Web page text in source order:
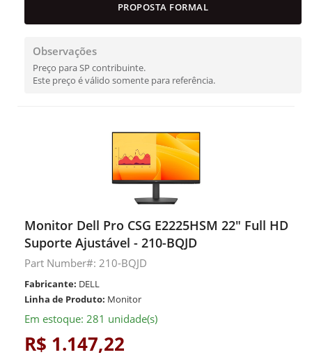
PROPOSTA FORMAL
Observações
Preço para SP contribuinte.
Este preço é válido somente para referência.
Monitor Dell Pro CSG E2225HSM 22" Full HD
Suporte Ajustável - 210-BQJD
Part Number#: 210-BQJD
Fabricante: DELL
Linha de Produto: Monitor
Em estoque: 281 unidade(s)
R$ 1.147,22